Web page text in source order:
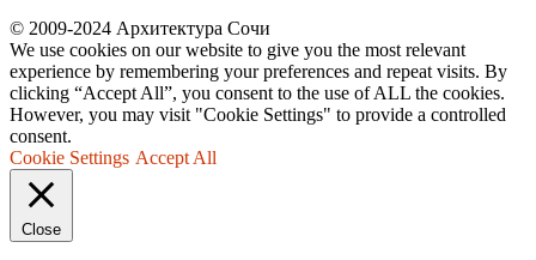
© 2009-2024 Архитектура Сочи
We use cookies on our website to give you the most relevant
experience by remembering your preferences and repeat visits. By
clicking “Accept All”, you consent to the use of ALL the cookies.
However, you may visit "Cookie Settings" to provide a controlled
consent.
Cookie Settings Accept All
Close